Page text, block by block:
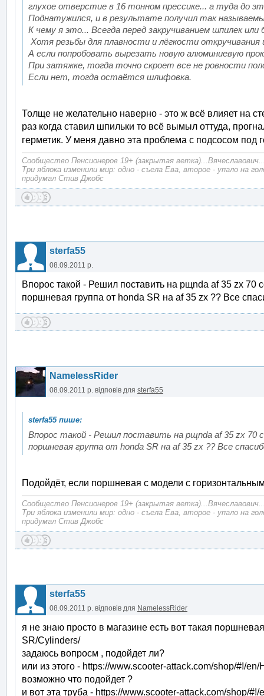
глухое отверстие в 16 тонном прессике... а туда до
Поднатужился, и в результате получил так
К чему я это... Всегда перед закручиванием шпилек
Хотя резьбы для плавности и лёгкости
А если попробовать вырезать новую алюминиевую
При затяжке, тогда точно скроет все не ровности
Если нет, тогда остаётся шлифовка.
Толще не желательно наверно - это ж всё влияет на
раз когда ставил шпильки то всё вымыл оттуда,
герметик. У меня давно эта проблема с подсосом под
Сообщество Пенсионеров 19+ (закрытая
Три яблока изменили мир: одно - съела Ева, второе - упало на
придумал Стив Джобс
sterfa55
08.09.2011 р.
Впорос такой - Решил поставить на рщnda af 35 zx 70
поршневая группа от honda SR на af 35 zx ?? Все
NamelessRider
08.09.2011 р. відповів для sterfa55
Впорос такой - Решил поставить на рщnda af 35 zx 70
поршневая группа от honda SR на af 35 zx ?? Все
Подойдёт, если поршневая с модели с
Сообщество Пенсионеров 19+ (закрытая
Три яблока изменили мир: одно - съела Ева, второе - упало на
придумал Стив Джобс
sterfa55
08.09.2011 р. відповів для NamelessRider
я не знаю просто в магазине есть вот такая
SR/Cylinders/
задаюсь вопросм , подойдет ли?
или из этого - https://www.scooter-attack.com/shop/#!/
возможно что подойдет ?
и вот эта труба - https://www.scooter-attack.com/shop/